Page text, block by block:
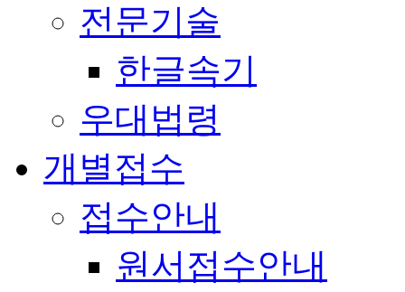
전문기술
한글속기
우대법령
개별접수
접수안내
원서접수안내